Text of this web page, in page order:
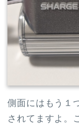
側面にはもう１
されてますよ。